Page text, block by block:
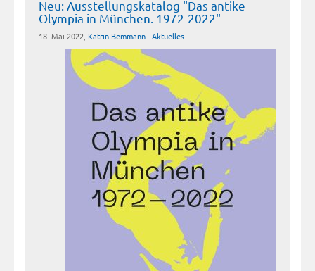
Neu: Ausstellungskatalog "Das antike
Olympia in München. 1972-2022"
18. Mai 2022, Katrin Bemmann-Aktuelles